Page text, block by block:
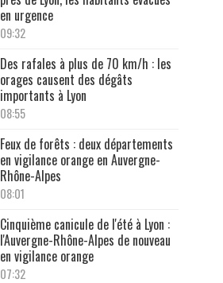
en urgence
09:32
Des rafales à plus de 70 km/h : les
orages causent des dégâts
importants à Lyon
08:55
Feux de forêts : deux départements
en vigilance orange en Auvergne-
Rhône-Alpes
08:01
Cinquième canicule de l'été à Lyon :
l'Auvergne-Rhône-Alpes de nouveau
en vigilance orange
07:32